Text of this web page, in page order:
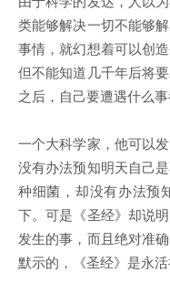
类能够解决一切不能够
事情，就幻想着可以创
但不能知道几千年后将
之后，自己要遭遇什么
一个大科学家，他可以
没有办法预知明天自己
种细菌，却没有办法预
下。可是《圣经》却说
发生的事，而且绝对准
默示的，《圣经》是永活